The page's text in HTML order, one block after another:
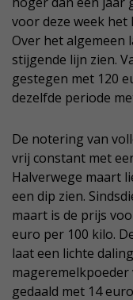
voor deze week
Over het algemeen
stijgende lijn zien.
gestegen met 120
dezelfde periode
De notering van
vrij constant met
Halverwege maart
een dip zien.
maart is de prijs
euro per 100 kilo.
laat een lichte
gedaald met 14